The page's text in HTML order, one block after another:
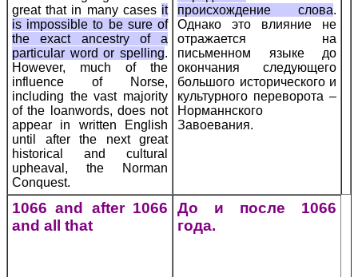
great that in many cases it
is impossible to be sure of
the exact ancestry of a
particular word or spelling.
However, much of the
influence of Norse,
including the vast majority
of the loanwords, does not
appear in written English
until after the next great
historical and cultural
upheaval, the Norman
Conquest.
происхождение слова.
Однако это влияние не
отражается на
письменном языке до
окончания следующего
большого исторического и
культурного переворота –
Норманнского
Завоевания.
1066 and after 1066
and all that
До и после 1066
года.